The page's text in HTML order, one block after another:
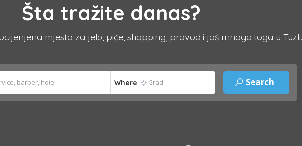
Šta tražite danas?
mjesta za jelo, piće, shopping, provod i još mnogo toga u Tuzli.
Where